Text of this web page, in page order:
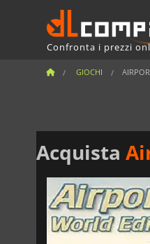
Confronta i prezzi
GIOCHI
Acquista